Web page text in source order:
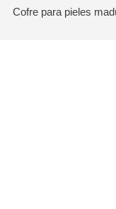
Cofre para pieles